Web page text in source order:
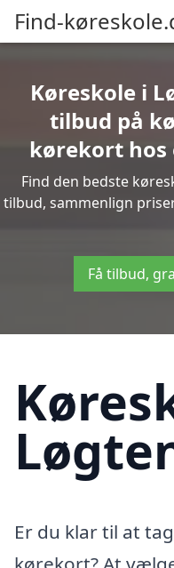
Find-
Køreskole i
tilbud på
kørekort
Find den bedste
tilbud, sammenlign
Få tilbud,
Er du klar til at